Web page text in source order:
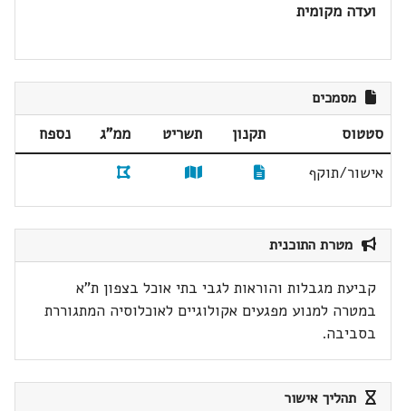
ועדה מקומית
מסמכים
סטטוס תקנון תשריט ממ"ג
נספח
אישור/תוקף
מטרת התוכנית
קביעת מגבלות והוראות לגבי בתי אוכל בצפון ת"א
במטרה למנוע מפגעים אקולוגיים לאוכלוסיה המתגוררת
בסביבה.
תהליך אישור